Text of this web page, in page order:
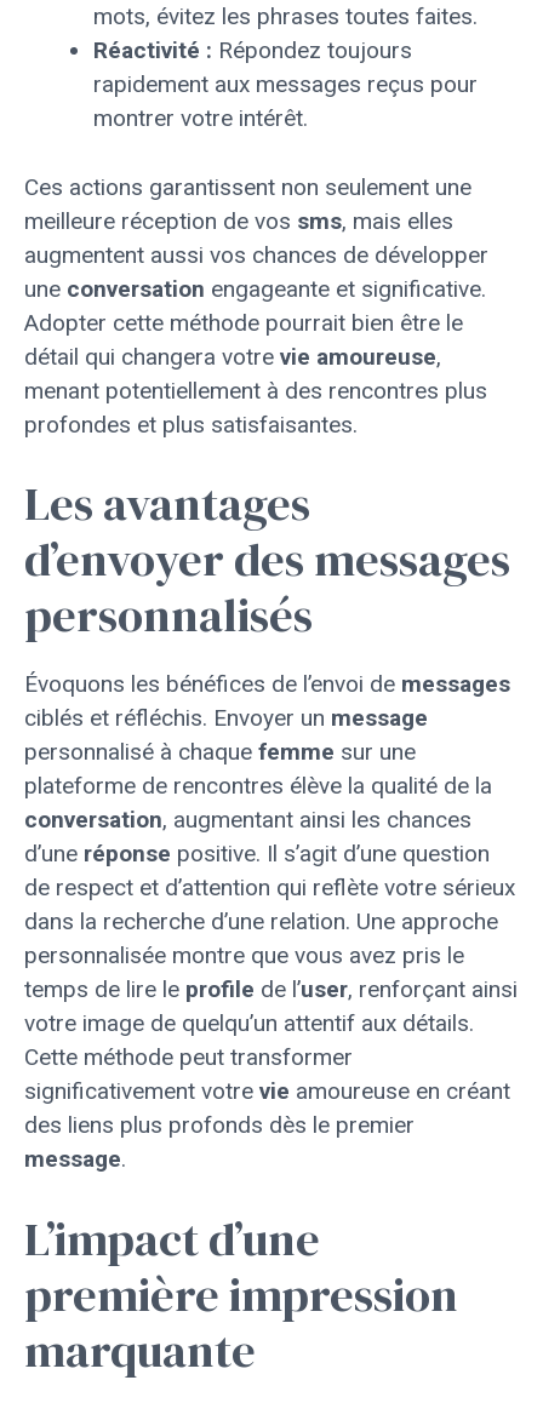
mots, évitez les phrases toutes faites.
Réactivité : Répondez toujours
rapidement aux messages reçus pour
montrer votre intérêt.
Ces actions garantissent non seulement une
meilleure réception de vos sms, mais elles
augmentent aussi vos chances de développer
une conversation engageante et significative.
Adopter cette méthode pourrait bien être le
détail qui changera votre vie amoureuse,
menant potentiellement à des rencontres plus
profondes et plus satisfaisantes.
Les avantages
d’envoyer des messages
personnalisés
Évoquons les bénéfices de l’envoi de messages
ciblés et réfléchis. Envoyer un message
personnalisé à chaque femme sur une
plateforme de rencontres élève la qualité de la
conversation, augmentant ainsi les chances
d’une réponse positive. Il s’agit d’une question
de respect et d’attention qui reflète votre sérieux
dans la recherche d’une relation. Une approche
personnalisée montre que vous avez pris le
temps de lire le profile de l’user, renforçant ainsi
votre image de quelqu’un attentif aux détails.
Cette méthode peut transformer
significativement votre vie amoureuse en créant
des liens plus profonds dès le premier
message.
L’impact d’une
première impression
marquante